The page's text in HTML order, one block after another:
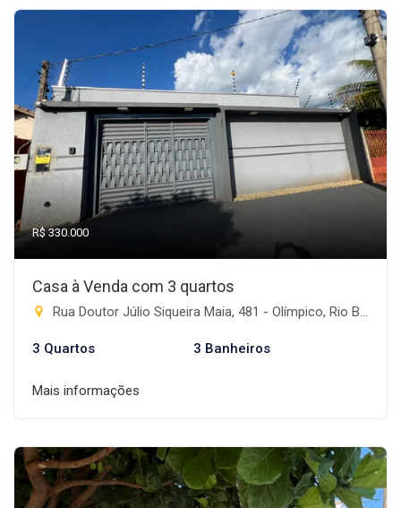
R$ 330.000
Casa à Venda com 3 quartos
Rua Doutor Júlio Siqueira Maia, 481 - Olímpico, Rio Brilhante-MS
3 Quartos 3 Banheiros
Mais informações